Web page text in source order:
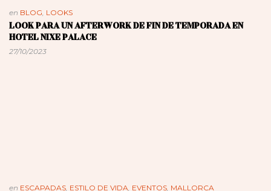
en BLOG, LOOKS
LOOK PARA UN AFTERWORK DE FIN DE TEMPORADA EN
HOTEL NIXE PALACE
27/10/2023
en ESCAPADAS, ESTILO DE VIDA, EVENTOS, MALLORCA